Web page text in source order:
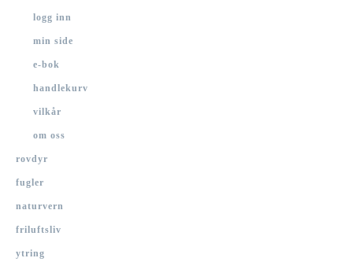
logg inn
min side
e-bok
handlekurv
vilkår
om oss
rovdyr
fugler
naturvern
friluftsliv
ytring